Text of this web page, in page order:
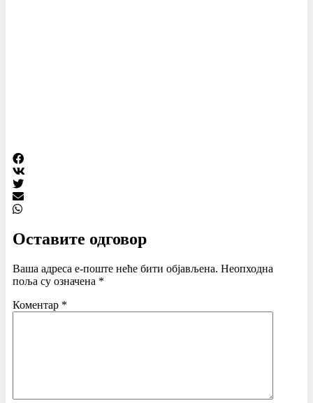
Оставите одговор
Ваша адреса е-поште неће бити објављена. Неопходна
поља су означена *
Коментар *